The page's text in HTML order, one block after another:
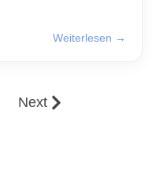
Weiterlesen →
Next